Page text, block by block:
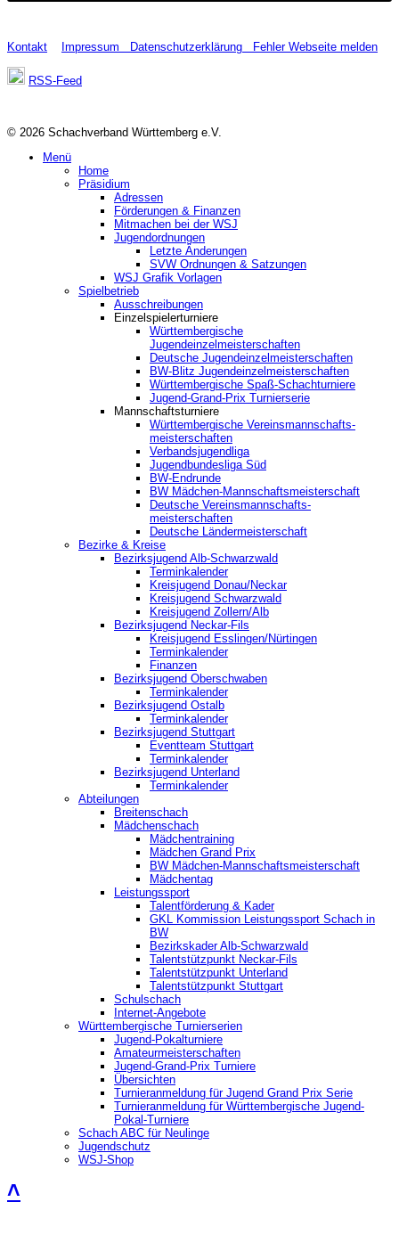
Kontakt Impressum Datenschutzerklärung Fehler Webseite melden
RSS-Feed
© 2026 Schachverband Württemberg e.V.
Menü
Home
Präsidium
Adressen
Förderungen & Finanzen
Mitmachen bei der WSJ
Jugendordnungen
Letzte Änderungen
SVW Ordnungen & Satzungen
WSJ Grafik Vorlagen
Spielbetrieb
Ausschreibungen
Einzelspielerturniere
Württembergische
Jugendeinzelmeisterschaften
Deutsche Jugendeinzelmeisterschaften
BW-Blitz Jugendeinzelmeisterschaften
Württembergische Spaß-Schachturniere
Jugend-Grand-Prix Turnierserie
Mannschaftsturniere
Württembergische Vereinsmannschafts-
meisterschaften
Verbandsjugendliga
Jugendbundesliga Süd
BW-Endrunde
BW Mädchen-Mannschaftsmeisterschaft
Deutsche Vereinsmannschafts-
meisterschaften
Deutsche Ländermeisterschaft
Bezirke & Kreise
Bezirksjugend Alb-Schwarzwald
Terminkalender
Kreisjugend Donau/Neckar
Kreisjugend Schwarzwald
Kreisjugend Zollern/Alb
Bezirksjugend Neckar-Fils
Kreisjugend ‎Esslingen/Nürtingen
Terminkalender
Finanzen
Bezirksjugend Oberschwaben
Terminkalender
Bezirksjugend Ostalb
Terminkalender
Bezirksjugend Stuttgart
‎Eventteam Stuttgart
Terminkalender
Bezirksjugend Unterland
Terminkalender
Abteilungen
Breitenschach
Mädchenschach
Mädchentraining
Mädchen Grand Prix
BW Mädchen-Mannschaftsmeisterschaft
Mädchentag
Leistungssport
Talentförderung & Kader
GKL Kommission Leistungssport Schach in
BW
Bezirkskader Alb-Schwarzwald
Talentstützpunkt Neckar-Fils
Talentstützpunkt Unterland
Talentstützpunkt Stuttgart
Schulschach
Internet-Angebote
Württembergische Turnierserien
Jugend-Pokalturniere
Amateurmeisterschaften
Jugend-Grand-Prix Turniere
Übersichten
Turnieranmeldung für Jugend Grand Prix Serie
Turnieranmeldung für Württembergische Jugend-
Pokal-Turniere
Schach ABC für Neulinge
Jugendschutz
WSJ-Shop
˄